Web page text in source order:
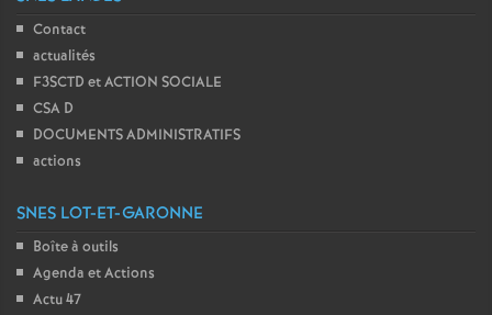
Contact
actualités
F3SCTD et ACTION SOCIALE
CSA D
DOCUMENTS ADMINISTRATIFS
actions
SNES LOT-ET-GARONNE
Boîte à outils
Agenda et Actions
Actu 47